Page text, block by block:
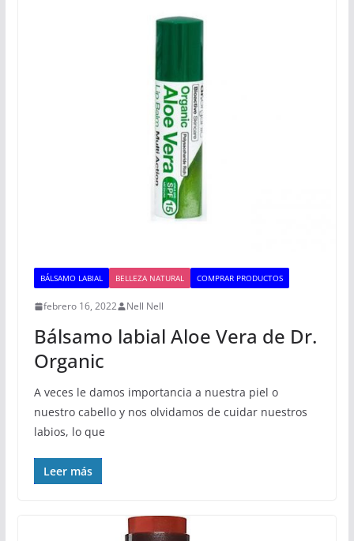
BÁLSAMO LABIAL BELLEZA NATURAL COMPRAR PRODUCTOS
febrero 16, 2022 Nell Nell
Bálsamo labial Aloe Vera de Dr.
Organic
A veces le damos importancia a nuestra piel o
nuestro cabello y nos olvidamos de cuidar nuestros
labios, lo que
Leer más